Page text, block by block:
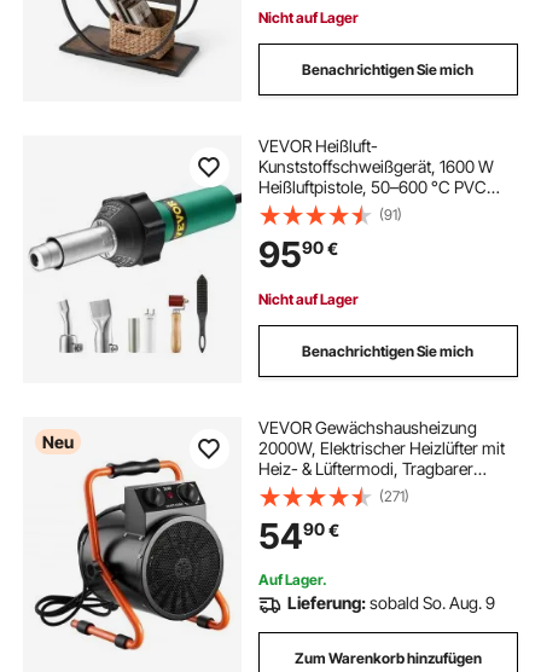
Nicht auf Lager
Benachrichtigen Sie mich
VEVOR Heißluft-
Kunststoffschweißgerät, 1600 W
Heißluftpistole, 50–600 °C PVC
TPO Vinyl Schweißbrenner, 5-
teiliges Hot Air Welder Set und 2
Flachdüsen, 1 Nahtrolle, Bürste für
PP/PE/PVC-Platten
(91)
9590€
Nicht auf Lager
Benachrichtigen Sie mich
Neu
VEVOR Gewächshausheizung
2000W, Elektrischer Heizlüfter mit
Heiz- & Lüftermodi, Tragbarer
Heizer mit Überhitzungsschutz 25°
Einstellbarer Heizwinkel & IPX4,
Elektroheizer für Gartenhaus Büro
Heim
(271)
5490€
Auf Lager.
Lieferung:sobald So. Aug. 9
Zum Warenkorb hinzufügen